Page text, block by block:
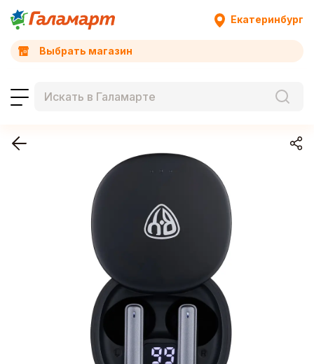
Екатеринбург
Выбрать магазин